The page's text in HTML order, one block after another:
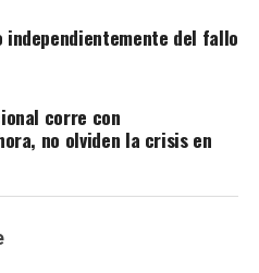
independientemente del fallo
corre con
no olviden la crisis en